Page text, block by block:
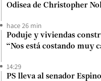
Odisea de Christopher
hace 26 min
Poduje y viviendas
“Nos está costando muy
14:29
PS lleva al senador